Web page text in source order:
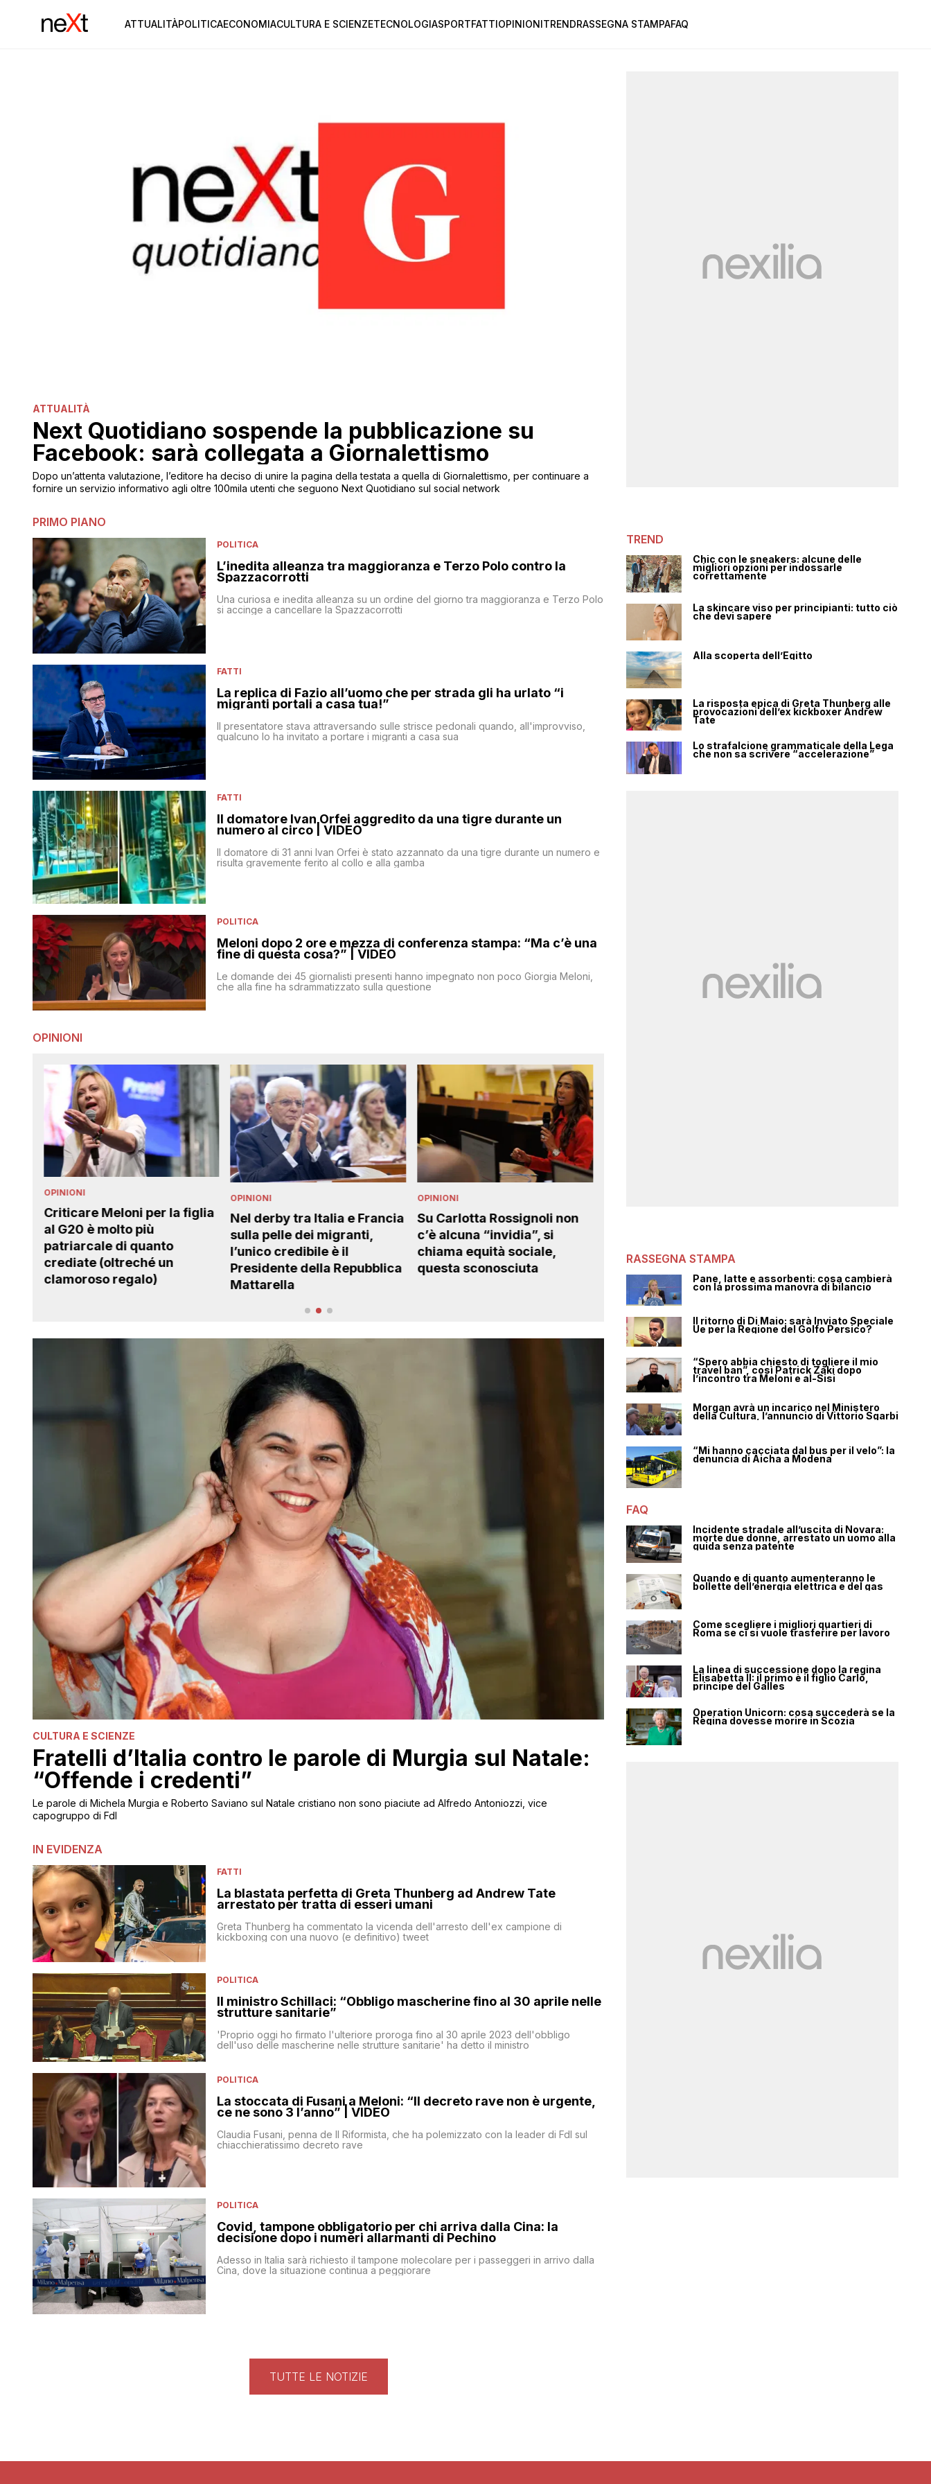
ATTUALITÀPOLITICAECONOMIACULTURA E SCIENZETECNOLOGIASPORTFATTIOPINIONITRENDRASSEGNA STAMPAFAQ
ATTUALITÀ
Next Quotidiano sospende la pubblicazione su
Facebook: sarà collegata a Giornalettismo
Dopo un’attenta valutazione, l’editore ha deciso di unire la pagina della testata a quella di Giornalettismo, per continuare a
fornire un servizio informativo agli oltre 100mila utenti che seguono Next Quotidiano sul social network
PRIMO PIANO
POLITICA
L’inedita alleanza tra maggioranza e Terzo Polo contro la
Spazzacorrotti
Una curiosa e inedita alleanza su un ordine del giorno tra maggioranza e Terzo Polo
si accinge a cancellare la Spazzacorrotti
FATTI
La replica di Fazio all’uomo che per strada gli ha urlato “i
migranti portali a casa tua!”
Il presentatore stava attraversando sulle strisce pedonali quando, all'improvviso,
qualcuno lo ha invitato a portare i migranti a casa sua
FATTI
Il domatore Ivan Orfei aggredito da una tigre durante un
numero al circo | VIDEO
Il domatore di 31 anni Ivan Orfei è stato azzannato da una tigre durante un numero e
risulta gravemente ferito al collo e alla gamba
POLITICA
Meloni dopo 2 ore e mezza di conferenza stampa: “Ma c’è una
fine di questa cosa?” | VIDEO
Le domande dei 45 giornalisti presenti hanno impegnato non poco Giorgia Meloni,
che alla fine ha sdrammatizzato sulla questione
OPINIONI
OPINIONI
Nel derby tra Italia e Francia
sulla pelle dei migranti,
l’unico credibile è il
Presidente della Repubblica
Mattarella
OPINIONI
Su Carlotta Rossignoli non
c’è alcuna “invidia”, si
chiama equità sociale,
questa sconosciuta
OPINIONI
Il professore di Pontedera
ha sbagliato, i genitori dei
bulli hanno fallito
CULTURA E SCIENZE
Fratelli d’Italia contro le parole di Murgia sul Natale:
“Offende i credenti”
Le parole di Michela Murgia e Roberto Saviano sul Natale cristiano non sono piaciute ad Alfredo Antoniozzi, vice
capogruppo di FdI
IN EVIDENZA
FATTI
La blastata perfetta di Greta Thunberg ad Andrew Tate
arrestato per tratta di esseri umani
Greta Thunberg ha commentato la vicenda dell'arresto dell'ex campione di
kickboxing con una nuovo (e definitivo) tweet
POLITICA
Il ministro Schillaci: “Obbligo mascherine fino al 30 aprile nelle
strutture sanitarie”
'Proprio oggi ho firmato l'ulteriore proroga fino al 30 aprile 2023 dell'obbligo
dell'uso delle mascherine nelle strutture sanitarie' ha detto il ministro
POLITICA
La stoccata di Fusani a Meloni: “Il decreto rave non è urgente,
ce ne sono 3 l’anno” | VIDEO
Claudia Fusani, penna de Il Riformista, che ha polemizzato con la leader di FdI sul
chiacchieratissimo decreto rave
POLITICA
Covid, tampone obbligatorio per chi arriva dalla Cina: la
decisione dopo i numeri allarmanti di Pechino
Adesso in Italia sarà richiesto il tampone molecolare per i passeggeri in arrivo dalla
Cina, dove la situazione continua a peggiorare
TUTTE LE NOTIZIE
TREND
Chic con le sneakers: alcune delle
migliori opzioni per indossarle
correttamente
La skincare viso per principianti: tutto ciò
che devi sapere
Alla scoperta dell’Egitto
La risposta epica di Greta Thunberg alle
provocazioni dell’ex kickboxer Andrew
Tate
Lo strafalcione grammaticale della Lega
che non sa scrivere “accelerazione”
RASSEGNA STAMPA
Pane, latte e assorbenti: cosa cambierà
con la prossima manovra di bilancio
Il ritorno di Di Maio: sarà Inviato Speciale
Ue per la Regione del Golfo Persico?
“Spero abbia chiesto di togliere il mio
travel ban”, così Patrick Zaki dopo
l’incontro tra Meloni e al-Sisi
Morgan avrà un incarico nel Ministero
della Cultura, l’annuncio di Vittorio Sgarbi
“Mi hanno cacciata dal bus per il velo”: la
denuncia di Aicha a Modena
FAQ
Incidente stradale all’uscita di Novara:
morte due donne, arrestato un uomo alla
guida senza patente
Quando e di quanto aumenteranno le
bollette dell’energia elettrica e del gas
Come scegliere i migliori quartieri di
Roma se ci si vuole trasferire per lavoro
La linea di successione dopo la regina
Elisabetta II: il primo è il figlio Carlo,
principe del Galles
Operation Unicorn: cosa succederà se la
Regina dovesse morire in Scozia